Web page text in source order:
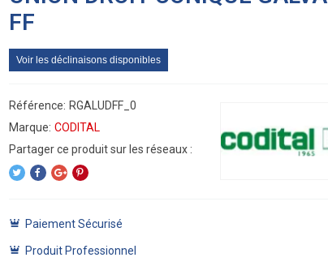
FF
Voir les déclinaisons disponibles
Référence: RGALUDFF_0
Marque: CODITAL
Paiement Sécurisé
Produit Professionnel